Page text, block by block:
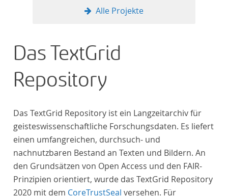
Alle Projekte
Das TextGrid
Repository
Das TextGrid Repository ist ein Langzeitarchiv für
geisteswissenschaftliche Forschungsdaten. Es liefert
einen umfangreichen, durchsuch- und
nachnutzbaren Bestand an Texten und Bildern. An
den Grundsätzen von Open Access und den FAIR-
Prinzipien orientiert, wurde das TextGrid Repository
2020 mit dem CoreTrustSeal versehen. Für